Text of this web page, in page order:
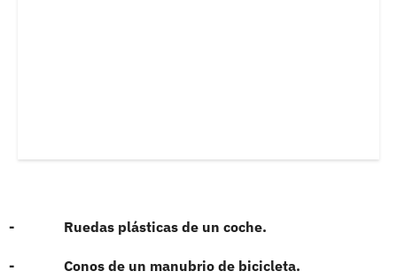
- Ruedas plásticas de un coche.
- Conos de un manubrio de bicicleta.